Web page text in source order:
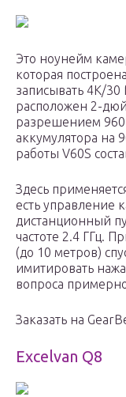
Это ноунейм
которая
записывать 4K/
расположен 2-
разрешением
аккумулятора на
работы V60S
Здесь
есть управление
дистанционный
частоте 2.4 ГГц.
(до 10 метров)
имитировать
вопроса
Заказать на
Excelvan Q8